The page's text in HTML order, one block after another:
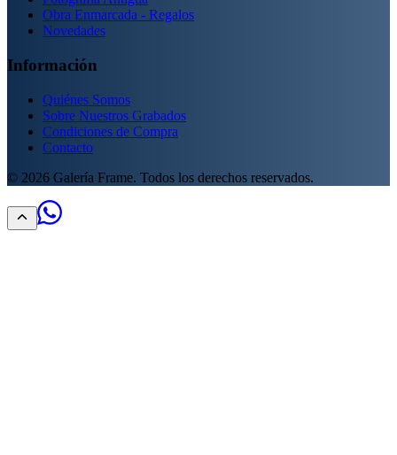
Obra Enmarcada - Regalos
Novedades
Información
Quiénes Somos
Sobre Nuestros Grabados
Condiciones de Compra
Contacto
© 2026 Galería Frame. Todos los derechos reservados.